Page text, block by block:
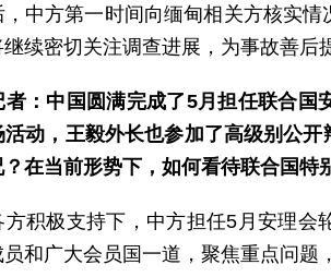
中方第一时间向缅甸相关方核实
续密切关注调查进展，为事故善后
者：中国圆满完成了5月担任联合
动，王毅外长也参加了高级别公
在当前形势下，如何看待联合国特
方积极支持下，中方担任5月安理
和广大会员国一道，聚焦重点问